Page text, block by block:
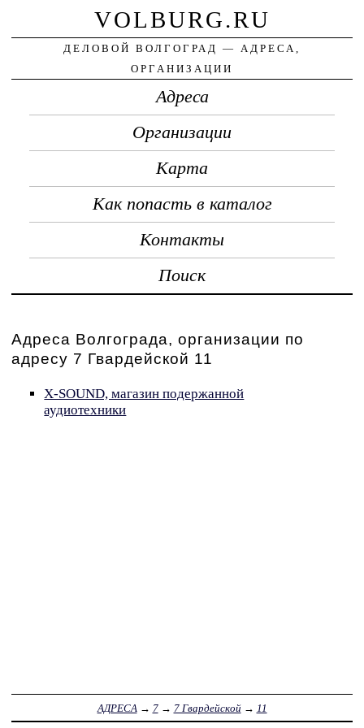
VOLBURG.RU
ДЕЛОВОЙ ВОЛГОГРАД — АДРЕСА,
ОРГАНИЗАЦИИ
Адреса
Организации
Карта
Как попасть в каталог
Контакты
Поиск
Адреса Волгограда, организации по
адресу 7 Гвардейской 11
X-SOUND, магазин подержанной
аудиотехники
АДРЕСА → 7→ 7 Гвардейской→ 11